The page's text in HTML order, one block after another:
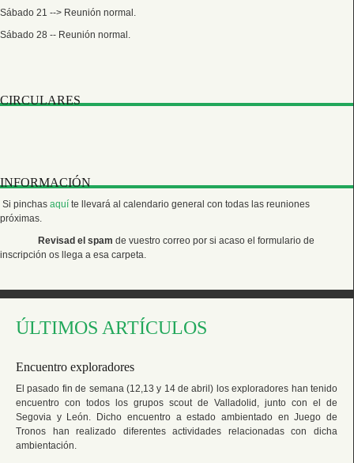
Sábado 21 --> Reunión normal.
Sábado 28 -- Reunión normal.
CIRCULARES
INFORMACIÓN
Si pinchas aquí te llevará al calendario general con todas las reuniones
próximas.
Revisad el spam de vuestro correo por si acaso el formulario de
inscripción os llega a esa carpeta.
ÚLTIMOS ARTÍCULOS
Encuentro exploradores
El pasado fin de semana (12,13 y 14 de abril) los exploradores han tenido
encuentro con todos los grupos scout de Valladolid, junto con el de
Segovia y León. Dicho encuentro a estado ambientado en Juego de
Tronos han realizado diferentes actividades relacionadas con dicha
ambientación.